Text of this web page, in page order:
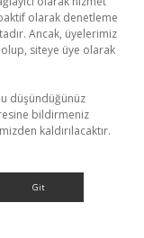
olarak denetleme
Ancak, üyelerimiz
siteye üye olarak
düşündüğünüz
bildirmeniz
kaldırılacaktır.